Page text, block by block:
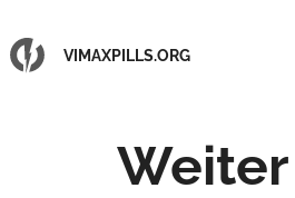
VIMAXPILLS.ORG